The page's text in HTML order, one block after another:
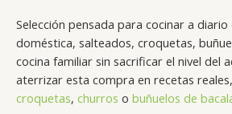
Selección pensada para cocinar a
doméstica, salteados, croquetas,
cocina familiar sin sacrificar el nivel del
aterrizar esta compra en recetas
croquetas, churros o buñuelos de